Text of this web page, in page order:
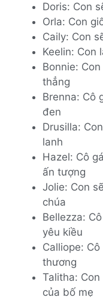
Doris: Con
Orla: Con
Caily: Con
Keelin: Con
Bonnie:
thẳng
Brenna: Cô
đen
Drusilla:
lanh
Hazel: Cô
ấn tượng
Jolie: Con
chúa
Bellezza:
yêu kiều
Calliope:
thương
Talitha:
của bố mẹ